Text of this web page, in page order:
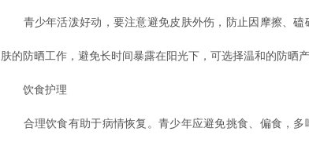
青少年活泼好动，要注意避免皮肤外伤，防止因摩擦、磕
肤的防晒工作，避免长时间暴露在阳光下，可选择温和的防晒产
饮食护理
合理饮食有助于病情恢复。青少年应避免挑食、偏食，多